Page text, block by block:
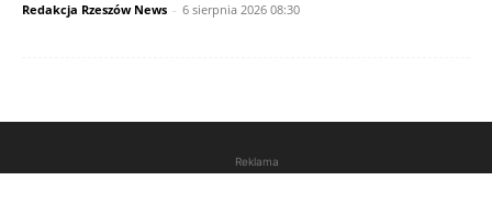
Redakcja Rzeszów News - 6 sierpnia 2026 08:30
Reklama